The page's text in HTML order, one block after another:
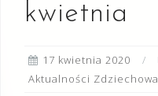
kwietnia
17 kwietnia 2020
Aktualności Zdziechowa